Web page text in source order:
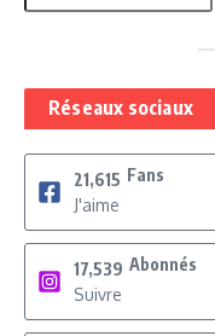
Réseaux sociaux
21,615 Fans
J'aime
17,539 Abonnés
Suivre